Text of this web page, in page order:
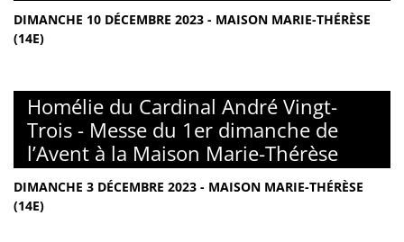
DIMANCHE 10 DÉCEMBRE 2023 - MAISON MARIE-THÉRÈSE
(14E)
Homélie du Cardinal André Vingt-
Trois - Messe du 1er dimanche de
l’Avent à la Maison Marie-Thérèse
DIMANCHE 3 DÉCEMBRE 2023 - MAISON MARIE-THÉRÈSE
(14E)